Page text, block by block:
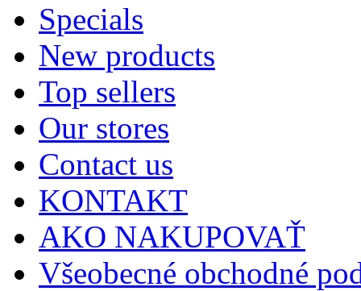
Specials
New products
Top sellers
Our stores
Contact us
KONTAKT
AKO NAKUPOVAŤ
Všeobecné obchodné